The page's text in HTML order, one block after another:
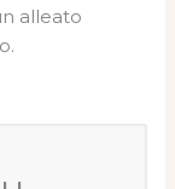
alleato